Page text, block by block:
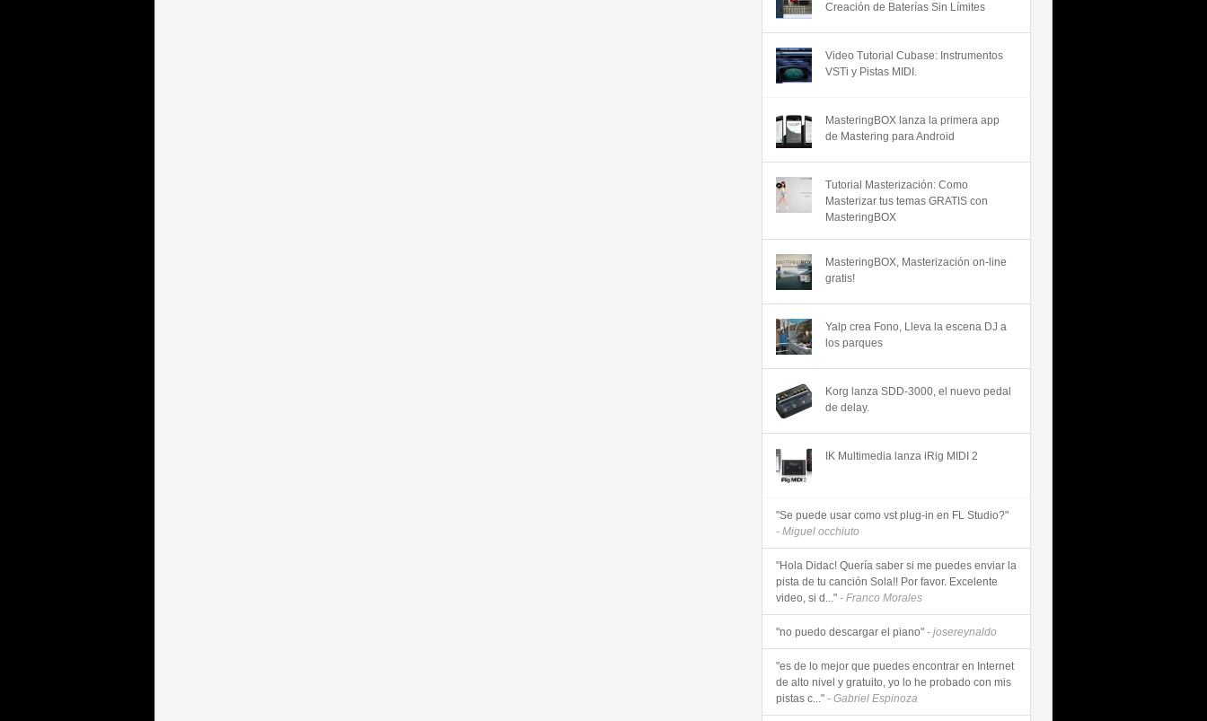
Creación de Baterías Sin Límites
Video Tutorial Cubase: Instrumentos
VSTi y Pistas MIDI.
MasteringBOX lanza la primera app
de Mastering para Android
Tutorial Masterización: Como
Masterizar tus temas GRATIS con
MasteringBOX
MasteringBOX, Masterización on-line
gratis!
Yalp crea Fono, Lleva la escena DJ a
los parques
Korg lanza SDD-3000, el nuevo pedal
de delay.
IK Multimedia lanza iRig MIDI 2
"Se puede usar como vst plug-in en FL Studio?"
- Miguel occhiuto
"Hola Didac! Quería saber si me puedes enviar la
pista de tu canción Sola!! Por favor. Excelente
video, si d..." - Franco Morales
"no puedo descargar el piano" - josereynaldo
"es de lo mejor que puedes encontrar en Internet
de alto nivel y gratuito, yo lo he probado con mis
pistas c..." - Gabriel Espinoza